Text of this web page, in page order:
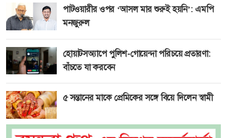
পাটওয়ারীর ওপর ‘আসল মার শুরুই হয়নি’: এমপি
মনজুরুল
হোয়াটসঅ্যাপে পুলিশ-গোয়েন্দা পরিচয়ে প্রতারণা:
বাঁচতে যা করবেন
৫ সন্তানের মাকে প্রেমিকের সঙ্গে বিয়ে দিলেন স্বামী